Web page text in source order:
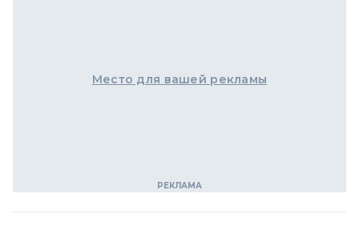
Место для вашей рекламы